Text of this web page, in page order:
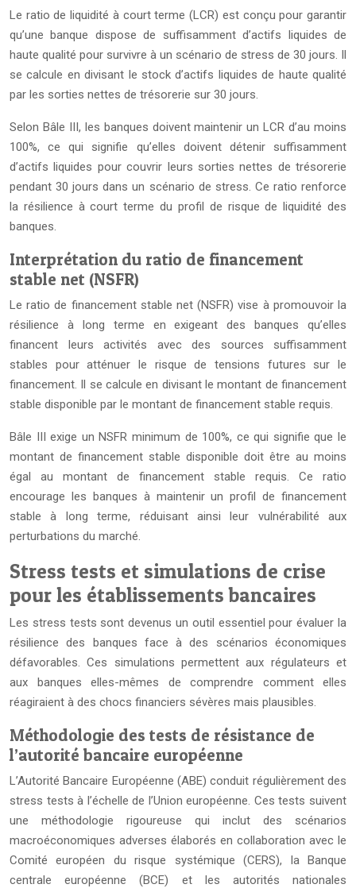
Le ratio de liquidité à court terme (LCR) est conçu pour garantir
qu’une banque dispose de suffisamment d’actifs liquides de
haute qualité pour survivre à un scénario de stress de 30 jours. Il
se calcule en divisant le stock d’actifs liquides de haute qualité
par les sorties nettes de trésorerie sur 30 jours.
Selon Bâle III, les banques doivent maintenir un LCR d’au moins
100%, ce qui signifie qu’elles doivent détenir suffisamment
d’actifs liquides pour couvrir leurs sorties nettes de trésorerie
pendant 30 jours dans un scénario de stress. Ce ratio renforce
la résilience à court terme du profil de risque de liquidité des
banques.
Interprétation du ratio de financement
stable net (NSFR)
Le ratio de financement stable net (NSFR) vise à promouvoir la
résilience à long terme en exigeant des banques qu’elles
financent leurs activités avec des sources suffisamment
stables pour atténuer le risque de tensions futures sur le
financement. Il se calcule en divisant le montant de financement
stable disponible par le montant de financement stable requis.
Bâle III exige un NSFR minimum de 100%, ce qui signifie que le
montant de financement stable disponible doit être au moins
égal au montant de financement stable requis. Ce ratio
encourage les banques à maintenir un profil de financement
stable à long terme, réduisant ainsi leur vulnérabilité aux
perturbations du marché.
Stress tests et simulations de crise
pour les établissements bancaires
Les stress tests sont devenus un outil essentiel pour évaluer la
résilience des banques face à des scénarios économiques
défavorables. Ces simulations permettent aux régulateurs et
aux banques elles-mêmes de comprendre comment elles
réagiraient à des chocs financiers sévères mais plausibles.
Méthodologie des tests de résistance de
l’autorité bancaire européenne
L’Autorité Bancaire Européenne (ABE) conduit régulièrement des
stress tests à l’échelle de l’Union européenne. Ces tests suivent
une méthodologie rigoureuse qui inclut des scénarios
macroéconomiques adverses élaborés en collaboration avec le
Comité européen du risque systémique (CERS), la Banque
centrale européenne (BCE) et les autorités nationales